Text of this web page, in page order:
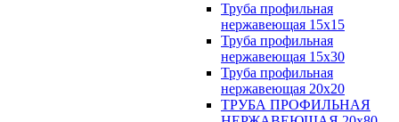
Труба профильная
нержавеющая 15х15
Труба профильная
нержавеющая 15х30
Труба профильная
нержавеющая 20х20
ТРУБА ПРОФИЛЬНАЯ